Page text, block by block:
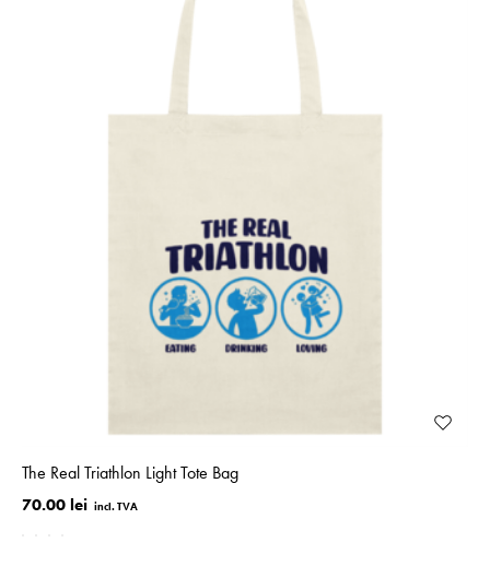
The Real Triathlon Light Tote Bag
70.00 lei